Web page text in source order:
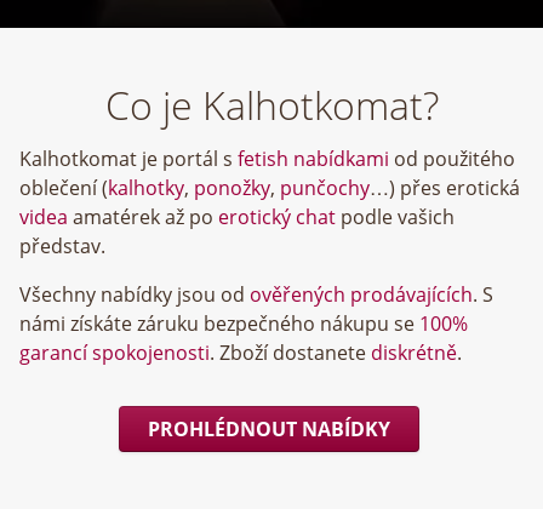
Co je Kalhotkomat?
Kalhotkomat je portál s fetish nabídkami od použitého
oblečení (kalhotky, ponožky, punčochy…) přes erotická
videa amatérek až po erotický chat podle vašich
představ.
Všechny nabídky jsou od ověřených prodávajících. S
námi získáte záruku bezpečného nákupu se 100%
garancí spokojenosti. Zboží dostanete diskrétně.
PROHLÉDNOUT NABÍDKY